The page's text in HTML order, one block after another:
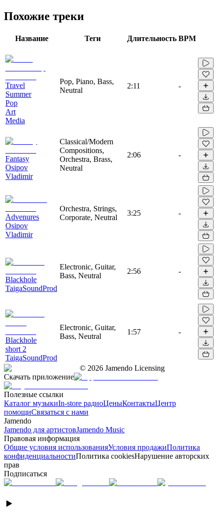
Похожие треки
Название Теги Длительность BPM
Travel
Summer
Pop
Art
Media
Pop, Piano, Bass,
Neutral
2:11 -
Fantasy
Osipov
Vladimir
Classical/Modern
Compositions,
Orchestra, Brass,
Neutral
2:06 -
Advenures
Osipov
Vladimir
Orchestra, Strings,
Corporate, Neutral
3:25 -
Blackhole
TaigaSoundProd
Electronic, Guitar,
Bass, Neutral
2:56 -
Blackhole
short 2
TaigaSoundProd
Electronic, Guitar,
Bass, Neutral
1:57 -
© 2026 Jamendo Licensing
Скачать приложение
Полезные ссылки
Каталог музыкиIn-store радиоЦеныКонтактыЦентр
помощиСвязаться с нами
Jamendo
Jamendo для артистовJamendo Music
Правовая информация
Общие условия использованияУсловия продажиПолитика
конфиденциальностиПолитика cookiesНарушение авторских
прав
Подписаться